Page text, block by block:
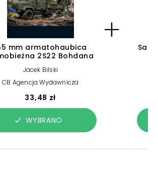
mm armatohaubica
2S22 Bohdana
Jacek Bilski
CB Agencja Wydawnicza
33,48 zł
WYBRANO